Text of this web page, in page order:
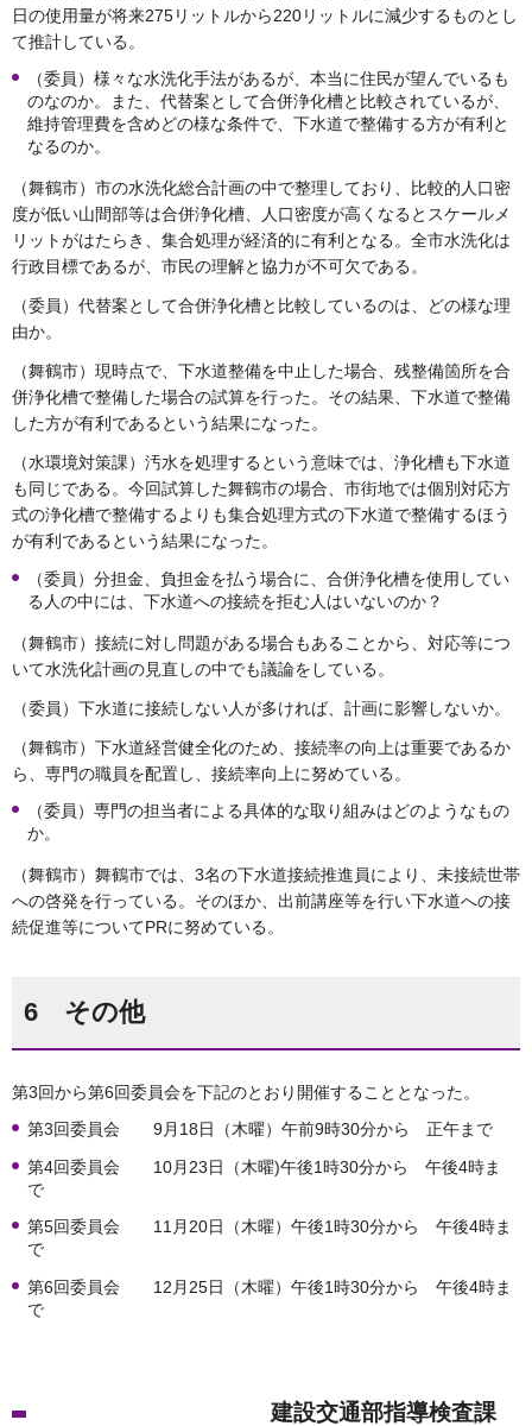
日の使用量が将来275リットルから220リットルに減少するものとし
て推計している。
（委員）様々な水洗化手法があるが、本当に住民が望んでいるも
のなのか。また、代替案として合併浄化槽と比較されているが、
維持管理費を含めどの様な条件で、下水道で整備する方が有利と
なるのか。
（舞鶴市）市の水洗化総合計画の中で整理しており、比較的人口密
度が低い山間部等は合併浄化槽、人口密度が高くなるとスケールメ
リットがはたらき、集合処理が経済的に有利となる。全市水洗化は
行政目標であるが、市民の理解と協力が不可欠である。
（委員）代替案として合併浄化槽と比較しているのは、どの様な理
由か。
（舞鶴市）現時点で、下水道整備を中止した場合、残整備箇所を合
併浄化槽で整備した場合の試算を行った。その結果、下水道で整備
した方が有利であるという結果になった。
（水環境対策課）汚水を処理するという意味では、浄化槽も下水道
も同じである。今回試算した舞鶴市の場合、市街地では個別対応方
式の浄化槽で整備するよりも集合処理方式の下水道で整備するほう
が有利であるという結果になった。
（委員）分担金、負担金を払う場合に、合併浄化槽を使用してい
る人の中には、下水道への接続を拒む人はいないのか？
（舞鶴市）接続に対し問題がある場合もあることから、対応等につ
いて水洗化計画の見直しの中でも議論をしている。
（委員）下水道に接続しない人が多ければ、計画に影響しないか。
（舞鶴市）下水道経営健全化のため、接続率の向上は重要であるか
ら、専門の職員を配置し、接続率向上に努めている。
（委員）専門の担当者による具体的な取り組みはどのようなもの
か。
（舞鶴市）舞鶴市では、3名の下水道接続推進員により、未接続世帯
への啓発を行っている。そのほか、出前講座等を行い下水道への接
続促進等についてPRに努めている。
6 その他
第3回から第6回委員会を下記のとおり開催することとなった。
第3回委員会 9月18日（木曜）午前9時30分から 正午まで
第4回委員会 10月23日（木曜)午後1時30分から 午後4時ま
で
第5回委員会 11月20日（木曜）午後1時30分から 午後4時ま
で
第6回委員会 12月25日（木曜）午後1時30分から 午後4時ま
で
建設交通部指導検査課